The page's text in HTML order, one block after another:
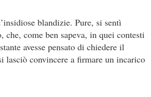
blandizie. Pure, si sentì
che, come ben sapeva, in quei contesti
avesse pensato di chiedere il
lasciò convincere a firmare un incarico